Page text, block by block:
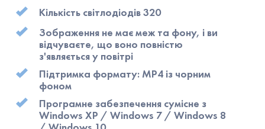
Кількість світлодіодів 320
Зображення не має меж та фону, і ви
відчуваєте, що воно повністю
з'являється у повітрі
Підтримка формату: MP4 із чорним
фоном
Програмне забезпечення сумісне з
Windows XP / Windows 7 / Windows 8